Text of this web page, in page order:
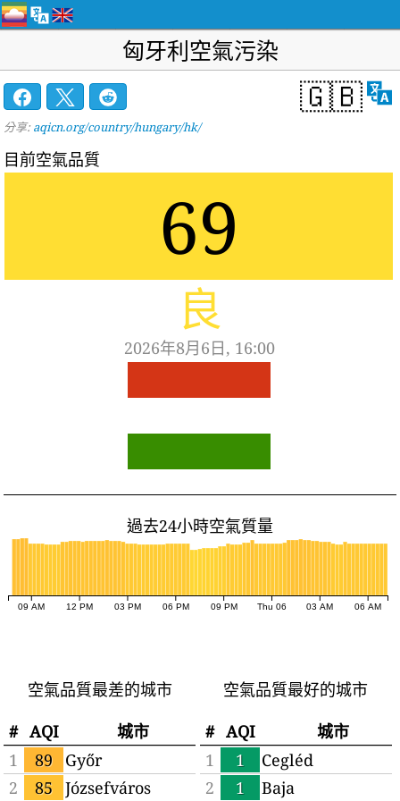
匈牙利空氣污染
🇬🇧
分享: aqicn.org/country/hungary/hk/
目前空氣品質
69
良
2026年8月6日, 16:00
過去24小時空氣質量
09 AM 12 PM 03 PM 06 PM 09 PM Thu 06 03 AM 06 AM
空氣品質最差的城市
# AQI
城市
1
89
Győr
2
85
Józsefváros
空氣品質最好的城市
# AQI
城市
1
1
Cegléd
2
1
Baja